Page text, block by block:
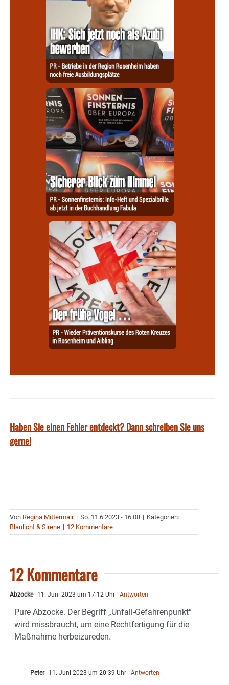
Haben Sie einen Fehler entdeckt? Dann schreiben Sie uns
gerne!
Von Regina Mittermair | So. 11.6.2023 - 16:08 | Kategorien:
Blaulicht & Sirene | 12 Kommentare
12 Kommentare
Abzocke 11. Juni 2023 um 17:12 Uhr - Antworten
Pure Abzocke. Der Begriff „Unfall-Gefahrenpunkt“
wird missbraucht, um eine Rechtfertigung für die
Maßnahme herbeizureden.
Peter 11. Juni 2023 um 20:39 Uhr - Antworten